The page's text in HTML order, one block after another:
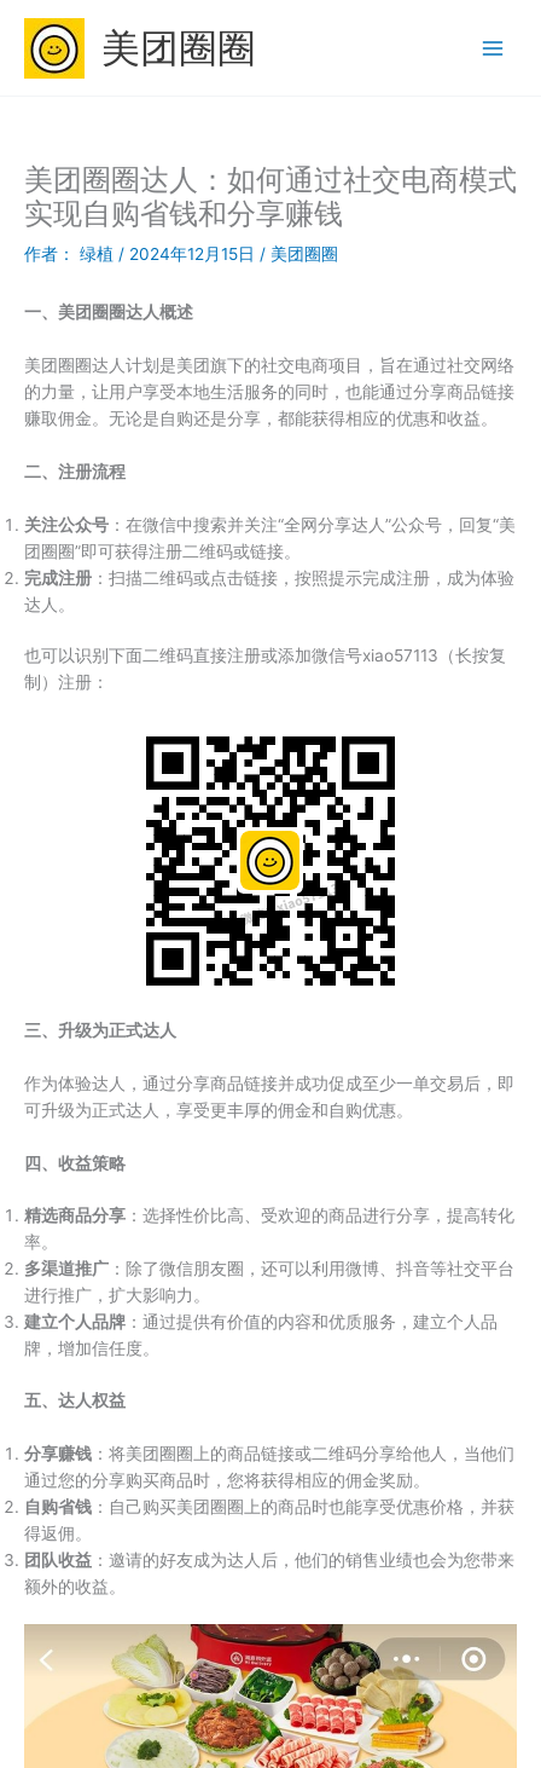
美团圈圈
美团圈圈达人：如何通过社交电商模式
实现自购省钱和分享赚钱
作者： 绿植 / 2024年12月15日 / 美团圈圈
一、美团圈圈达人概述
美团圈圈达人计划是美团旗下的社交电商项目，旨在通过社交网络
的力量，让用户享受本地生活服务的同时，也能通过分享商品链接
赚取佣金。无论是自购还是分享，都能获得相应的优惠和收益。
二、注册流程
关注公众号 ：在微信中搜索并关注“全网分享达人”公众号，回复“美
团圈圈”即可获得注册二维码或链接。
完成注册 ：扫描二维码或点击链接，按照提示完成注册，成为体验
达人。
也可以识别下面二维码直接注册或添加微信号xiao57113（长按复
制）注册：
三、升级为正式达人
作为体验达人，通过分享商品链接并成功促成至少一单交易后，即
可升级为正式达人，享受更丰厚的佣金和自购优惠。
四、收益策略
精选商品分享 ：选择性价比高、受欢迎的商品进行分享，提高转化
率。
多渠道推广 ：除了微信朋友圈，还可以利用微博、抖音等社交平台
进行推广，扩大影响力。
建立个人品牌 ：通过提供有价值的内容和优质服务，建立个人品
牌，增加信任度。
五、达人权益
分享赚钱 ：将美团圈圈上的商品链接或二维码分享给他人，当他们
通过您的分享购买商品时，您将获得相应的佣金奖励。
自购省钱 ：自己购买美团圈圈上的商品时也能享受优惠价格，并获
得返佣。
团队收益 ：邀请的好友成为达人后，他们的销售业绩也会为您带来
额外的收益。